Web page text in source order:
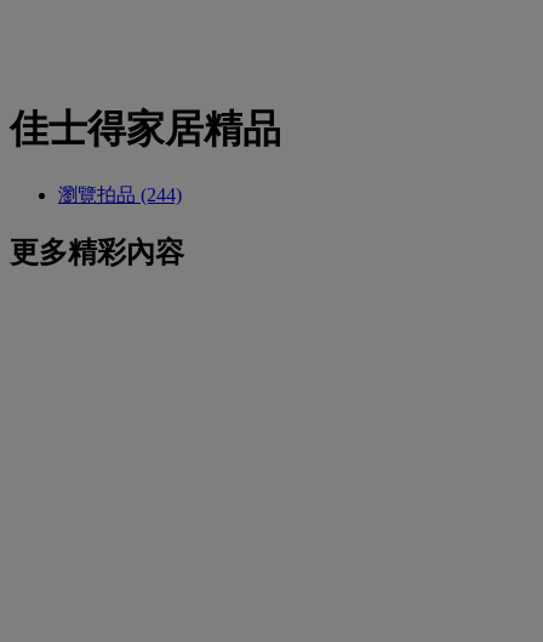
佳士得家居精品
瀏覽拍品 (244)
更多精彩內容